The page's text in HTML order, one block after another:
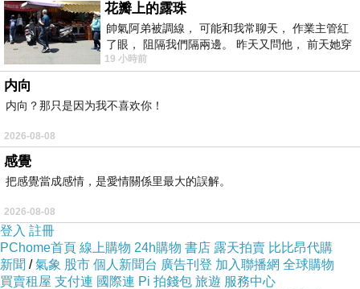
催眠術由來已久，世界上多數古老民族中出現過
的巫術，假託神怪之力，進行祈禱治病等活動，
實為催眠術的濫觴。經歷約兩千多年的演化，科
學的催眠術才逐漸形成，其本質與用途方始有了
正確的認識。心理科學家發現，催眠術乃是打開
人們心扉的鑰匙，作為心理治療的技術，具有很
高的應用價值。
新聞分享
花瓣上的露珠
帥氣阿弟被調線， 可能和我常聊天， 作業主管紅
了眼， 阻隔我們隔兩邊。 昨天又問他， 前天她穿
什麼顏色衣服， 不經
19 小時前
内向
内向？那只是因为我不喜欢你！
2026-08-08
感覺
把感覺當成感情，是愛情關係里最大的誤解。
2026-08-08
登入 註冊
PChome首頁 線上購物 24h購物 書店 露天拍賣 比比昂代購
新聞 /氣象 股市 個人新聞台 廣告刊登 加入聯播網 全球購物
買賣租屋 支付連 國際連 Pi 拍錢包 旅遊 服務中心